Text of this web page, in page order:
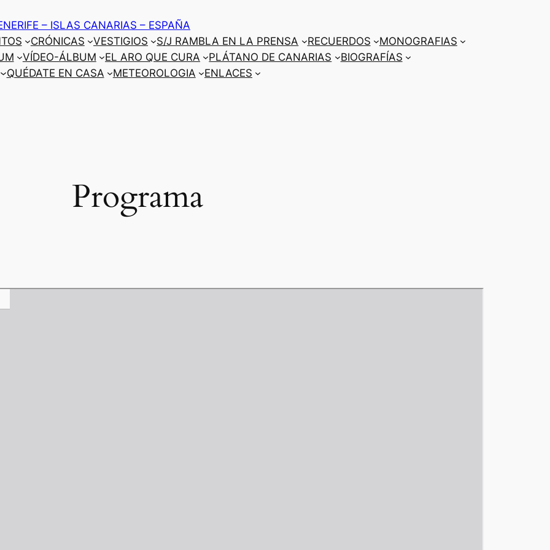
– ISLAS CANARIAS – ESPAÑA
CRÓNICAS VESTIGIOS S/J RAMBLA EN LA PRENSA RECUERDOS
MONOGRAFIAS
VÍDEO-ÁLBUM EL ARO QUE CURA PLÁTANO DE CANARIAS
BIOGRAFÍAS
QUÉDATE EN CASA METEOROLOGIA ENLACES
Programa